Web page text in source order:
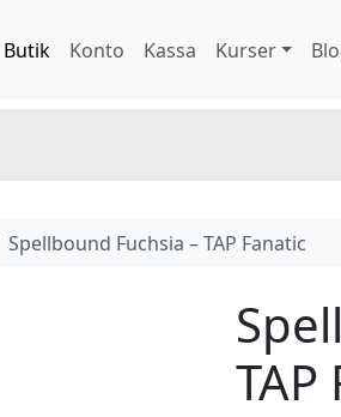
Butik
Konto Kassa Kurser
Spellbound Fuchsia – TAP Fanatic
TAP